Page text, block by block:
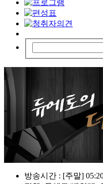
방송시간 : [주말]